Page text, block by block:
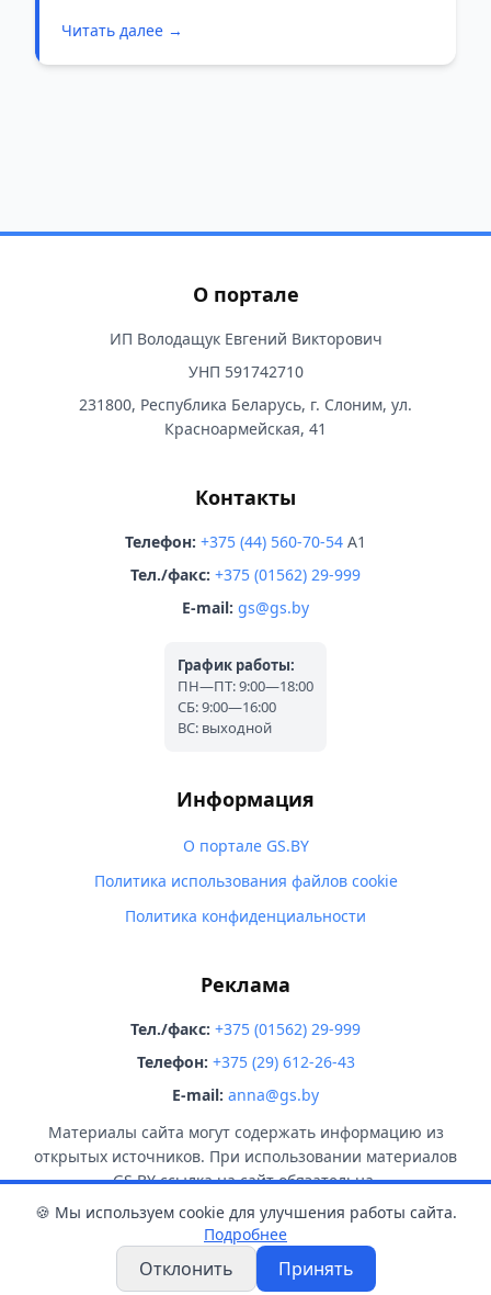
Читать далее →
О портале
ИП Володащук Евгений Викторович
УНП 591742710
231800, Республика Беларусь, г. Слоним, ул.
Красноармейская, 41
Контакты
Телефон: +375 (44) 560-70-54 A1
Тел./факс: +375 (01562) 29-999
E-mail: gs@gs.by
График работы:
ПН—ПТ: 9:00—18:00
СБ: 9:00—16:00
ВС: выходной
Информация
О портале GS.BY
Политика использования файлов cookie
Политика конфиденциальности
Реклама
Тел./факс: +375 (01562) 29-999
Телефон: +375 (29) 612-26-43
E-mail: anna@gs.by
Материалы сайта могут содержать информацию из
открытых источников. При использовании материалов
GS.BY ссылка на сайт обязательна.
© 2026 GS.BY. Все права защищены.
🍪 Мы используем cookie для улучшения работы сайта.
Подробнее
Отклонить Принять